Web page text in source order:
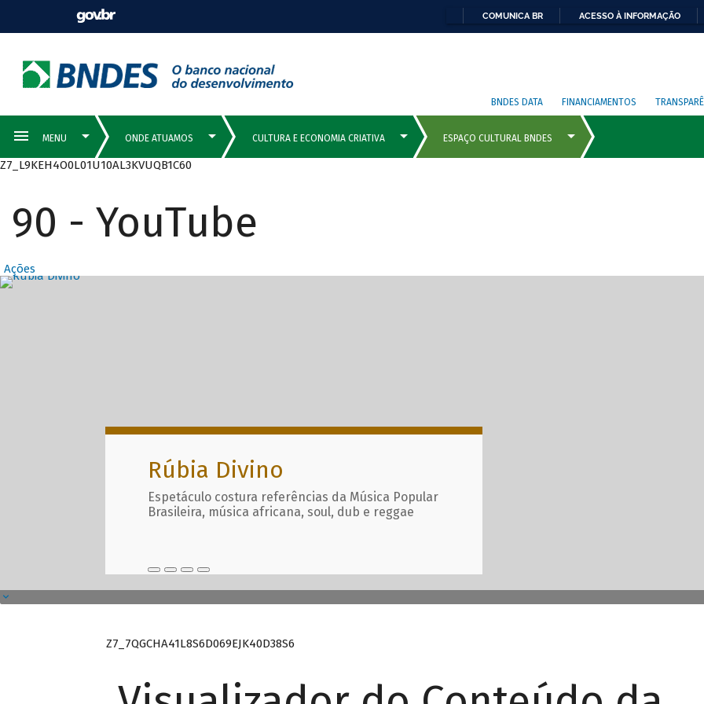
COMUNICA BR ACESSO À INFORMAÇÃO
BNDES DATA FINANCIAMENTOS
Z7_L9KEH4O0L01U10AL3KVUQB1C60
90 - YouTube
Ações
Destaques Principais com
Rúbia Divino
Espetáculo costura referências da Música Popular
Brasileira, música africana, soul, dub e reggae
Z7_7QGCHA41L8S6D069EJK40D38S6